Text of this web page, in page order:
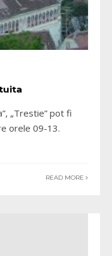
„Trestie” pot fi
orele 09-13.
READ MORE